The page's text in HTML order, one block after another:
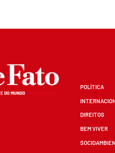
POLÍTICA
DIREITOS
BEM VIVER